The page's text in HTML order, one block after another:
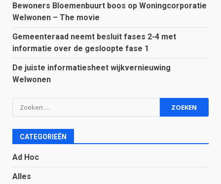
Bewoners Bloemenbuurt boos op Woningcorporatie
Welwonen – The movie
Gemeenteraad neemt besluit fases 2-4 met
informatie over de gesloopte fase 1
De juiste informatiesheet wijkvernieuwing
Welwonen
Zoeken
naar:
CATEGORIEËN
Ad Hoc
Alles